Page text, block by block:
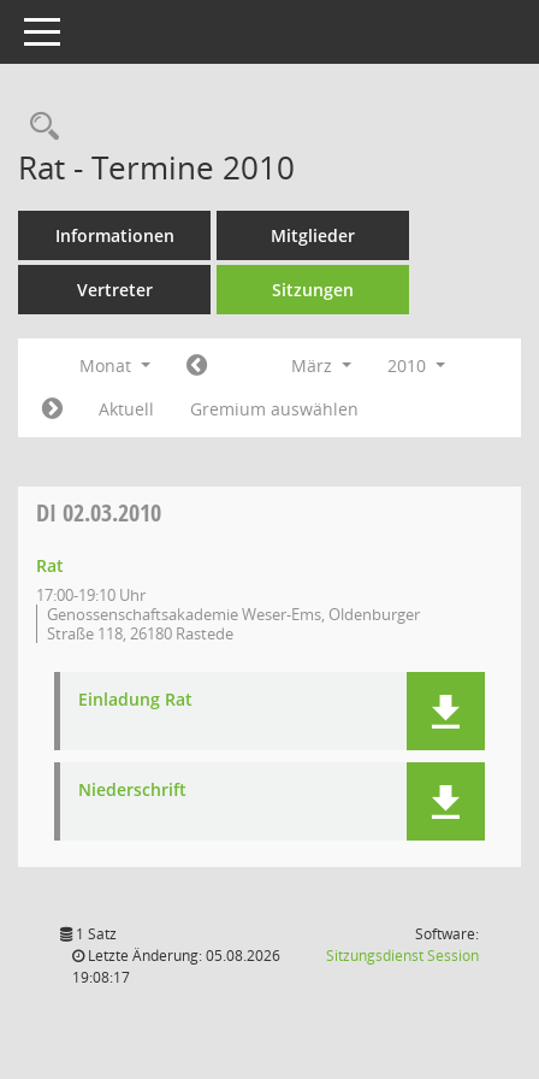
Toggle navigation
Rechercheauswahl
Rat - Termine 2010
Informationen Mitglieder
Vertreter Sitzungen
Monat März
2010
Aktuell
Gremium auswählen
DI 02.03.2010
Rat
17:00-19:10 Uhr
Genossenschaftsakademie Weser-Ems, Oldenburger
Straße 118, 26180 Rastede
Einladung Rat
Niederschrift
1 Satz
Letzte Änderung: 05.08.2026
19:08:17
Software:
SitzungsdienstSession(Wird in